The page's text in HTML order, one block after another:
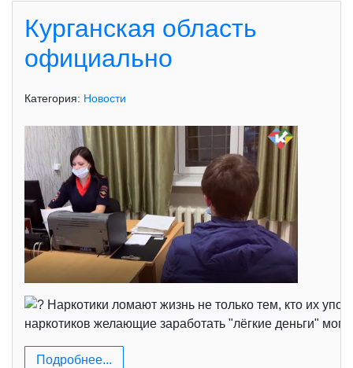
Курганская область
официально
Категория: Новости
Наркотики ломают жизнь не только тем, кто их
наркотиков желающие заработать "лёгкие деньги"
Подробнее...